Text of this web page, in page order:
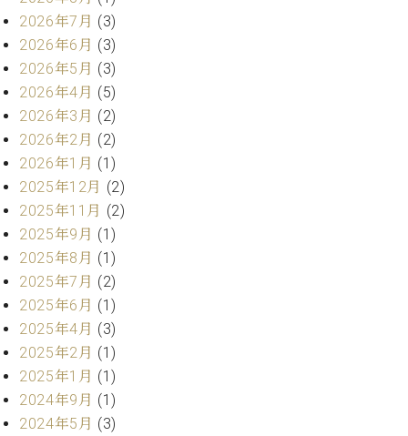
ラ
イ
ト
ア
ノ
C.
ベ
ヒ
シ
ュ
タ
イ
ン
ア
カ
デ
ミ
ー
室
ピ
ア
ノ
の
ン
シ
ェ
ル
ジ
ク
セ
ス
セン
トラ
京の
ご案
内
2026年7月 (3)
2026年6月 (3)
2026年5月 (3)
2026年4月 (5)
2026年3月 (2)
2026年2月 (2)
2026年1月 (1)
2025年12月 (2)
2025年11月 (2)
2025年9月 (1)
2025年8月 (1)
2025年7月 (2)
2025年6月 (1)
2025年4月 (3)
2025年2月 (1)
2025年1月 (1)
2024年9月 (1)
2024年5月 (3)